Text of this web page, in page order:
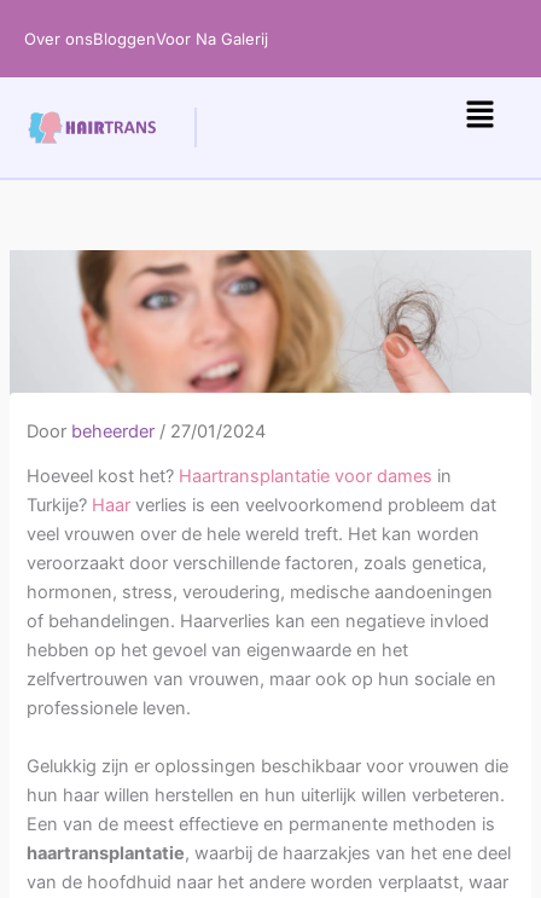
naarOver onsBloggenVoor Na Galerij
Door beheerder / 27/01/2024
Hoeveel kost het? Haartransplantatie voor dames in
Turkije? Haar verlies is een veelvoorkomend probleem dat
veel vrouwen over de hele wereld treft. Het kan worden
veroorzaakt door verschillende factoren, zoals genetica,
hormonen, stress, veroudering, medische aandoeningen
of behandelingen. Haarverlies kan een negatieve invloed
hebben op het gevoel van eigenwaarde en het
zelfvertrouwen van vrouwen, maar ook op hun sociale en
professionele leven.
Gelukkig zijn er oplossingen beschikbaar voor vrouwen die
hun haar willen herstellen en hun uiterlijk willen verbeteren.
Een van de meest effectieve en permanente methoden is
haartransplantatie, waarbij de haarzakjes van het ene deel
van de hoofdhuid naar het andere worden verplaatst, waar